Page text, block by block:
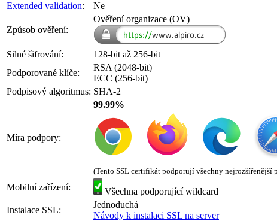
Extended validation: Ne
Způsob ověření:
Ověření organizace (OV)
Silné šifrování:
128-bit až 256-bit
Podporované klíče:
RSA (2048-bit)
ECC (256-bit)
Podpisový algoritmus: SHA-2
Míra podpory:
99.99%
(Tento SSL certifikát podporují všechny nejrozšířenější
Mobilní zařízení:
Všechna podporující wildcard
Instalace SSL:
Jednoduchá
Návody k instalaci SSL na server